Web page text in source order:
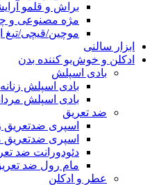
براش و قلمو
مژه مصنوعی و
موچین/قیچی/تیغ
ابزار سالنی
ادکلن و خوش‌بو کننده بدن
بادی اسپلش
بادی اسپلش زنانه
بادی اسپلش
ضد تعریق
اسپری ضدتعریق
اسپری ضدتعریق
دئودورانت ضد
مام رول ضد
عطر و ادکلن